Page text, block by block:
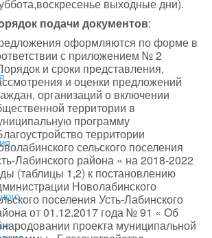
выходные дни).
подачи документов:
оформляются по форме в
с приложением № 2
и сроки представления,
и оценки предложений
организаций о включении
территории в
программу
территории
сельского поселения
Лабинского района « на 2018-2022
(таблицы 1,2) к постановлению
Новолабинского
поселения Усть-Лабинского
от 01.12.2017 года № 91 « Об
проекта муниципальной